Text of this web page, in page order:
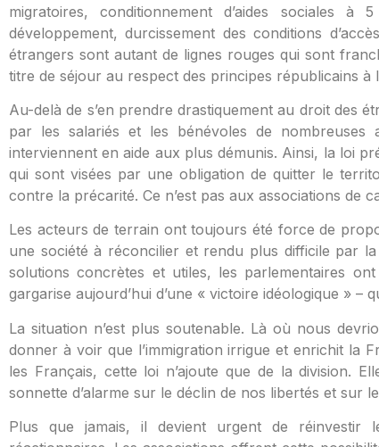
migratoires, conditionnement d’aides sociales
développement, durcissement des conditions
étrangers sont autant de lignes rouges qui sont
titre de séjour au respect des principes républicains
Au-delà de s’en prendre drastiquement au droit des
par les salariés et les bénévoles de nombreuses
interviennent en aide aux plus démunis. Ainsi, la loi
qui sont visées par une obligation de quitter le
contre la précarité. Ce n’est pas aux associations de
Les acteurs de terrain ont toujours été force de
une société à réconcilier et rendu plus difficile par
solutions concrètes et utiles, les parlementaires
gargarise aujourd’hui d’une « victoire idéologique »
La situation n’est plus soutenable. Là où nous
donner à voir que l’immigration irrigue et enrichit la
les Français, cette loi n’ajoute que de la division.
sonnette d’alarme sur le déclin de nos libertés et sur
Plus que jamais, il devient urgent de réinvestir